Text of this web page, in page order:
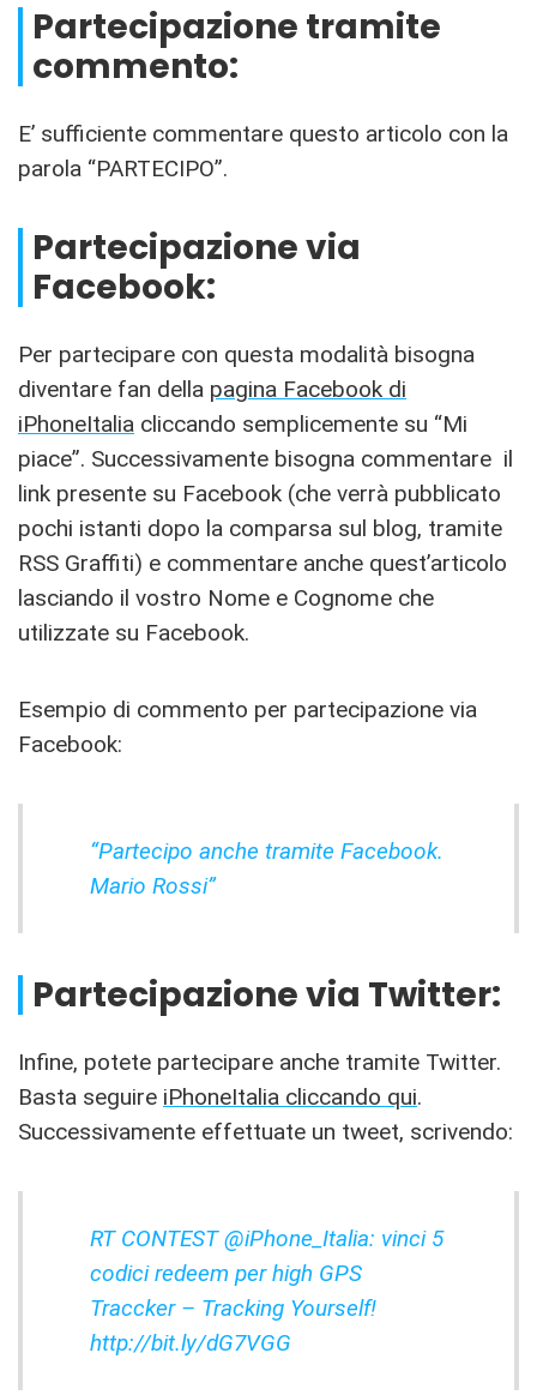
Partecipazione tramite
commento:
E’ sufficiente commentare questo articolo con la
parola “PARTECIPO”.
Partecipazione via
Facebook:
Per partecipare con questa modalità bisogna
diventare fan della pagina Facebook di
iPhoneItalia cliccando semplicemente su “Mi
piace”. Successivamente bisogna commentare il
link presente su Facebook (che verrà pubblicato
pochi istanti dopo la comparsa sul blog, tramite
RSS Graffiti) e commentare anche quest’articolo
lasciando il vostro Nome e Cognome che
utilizzate su Facebook.
Esempio di commento per partecipazione via
Facebook:
“Partecipo anche tramite Facebook.
Mario Rossi”
Partecipazione via Twitter:
Infine, potete partecipare anche tramite Twitter.
Basta seguire iPhoneItalia cliccando qui.
Successivamente effettuate un tweet, scrivendo:
RT CONTEST @iPhone_Italia: vinci 5
codici redeem per high GPS
Traccker – Tracking Yourself!
http://bit.ly/dG7VGG